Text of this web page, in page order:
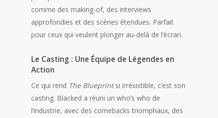
comme des making-of, des interviews
approfondies et des scènes étendues. Parfait
pour ceux qui veulent plonger au-delà de l’écran.
Le Casting : Une Équipe de Légendes en
Action
Ce qui rend The Blueprintsi irrésistible, c’est son
casting. Blacked a réuni un who’s who de
l’industrie, avec des comebacks triomphaux, des